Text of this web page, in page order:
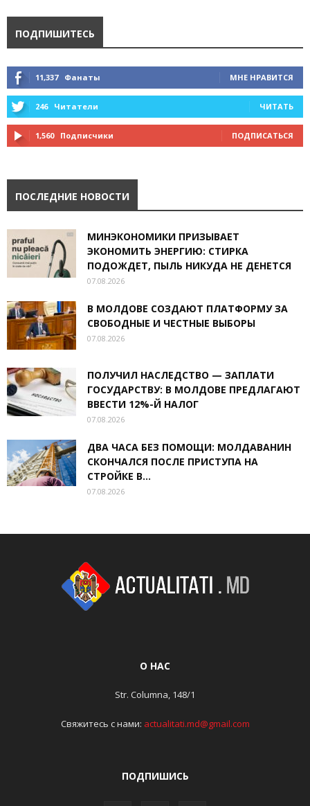
ПОДПИШИТЕСЬ
11,337 Фанаты МНЕ НРАВИТСЯ
246 Читатели ЧИТАТЬ
1,560 Подписчики ПОДПИСАТЬСЯ
ПОСЛЕДНИЕ НОВОСТИ
МИНЭКОНОМИКИ ПРИЗЫВАЕТ
ЭКОНОМИТЬ ЭНЕРГИЮ: СТИРКА
ПОДОЖДЕТ, ПЫЛЬ НИКУДА НЕ ДЕНЕТСЯ
07.08.2026
В МОЛДОВЕ СОЗДАЮТ ПЛАТФОРМУ ЗА
СВОБОДНЫЕ И ЧЕСТНЫЕ ВЫБОРЫ
07.08.2026
ПОЛУЧИЛ НАСЛЕДСТВО — ЗАПЛАТИ
ГОСУДАРСТВУ: В МОЛДОВЕ ПРЕДЛАГАЮТ
ВВЕСТИ 12%-Й НАЛОГ
07.08.2026
ДВА ЧАСА БЕЗ ПОМОЩИ: МОЛДАВАНИН
СКОНЧАЛСЯ ПОСЛЕ ПРИСТУПА НА
СТРОЙКЕ В...
07.08.2026
О НАС
Str. Columna, 148/1
Свяжитесь с нами: actualitati.md@gmail.com
ПОДПИШИСЬ